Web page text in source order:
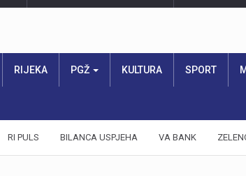
RIJEKA PGŽ KULTURA SPORT
RI PULS BILANCA USPJEHA VA BANK